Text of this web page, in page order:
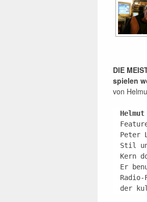
DIE
spielen
von
Peter
Stil
Kern
Er
der